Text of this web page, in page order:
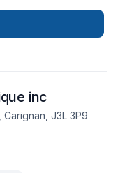
inc
J3L 3P9